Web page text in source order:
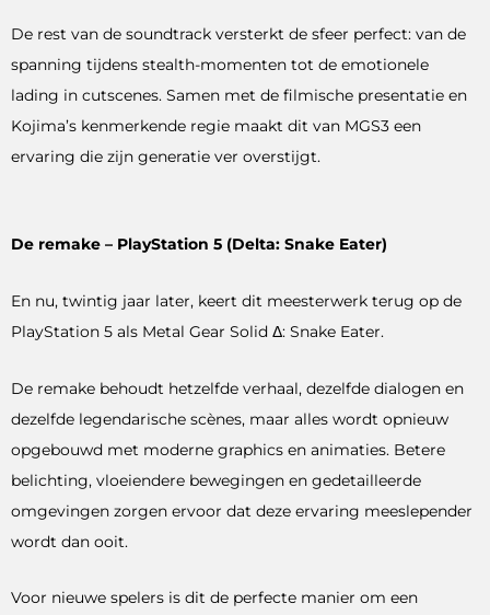
De rest van de soundtrack versterkt de sfeer perfect: van de
spanning tijdens stealth-momenten tot de emotionele
lading in cutscenes. Samen met de filmische presentatie en
Kojima’s kenmerkende regie maakt dit van MGS3 een
ervaring die zijn generatie ver overstijgt.
De remake – PlayStation 5 (Delta: Snake Eater)
En nu, twintig jaar later, keert dit meesterwerk terug op de
PlayStation 5 als Metal Gear Solid Δ: Snake Eater.
De remake behoudt hetzelfde verhaal, dezelfde dialogen en
dezelfde legendarische scènes, maar alles wordt opnieuw
opgebouwd met moderne graphics en animaties. Betere
belichting, vloeiendere bewegingen en gedetailleerde
omgevingen zorgen ervoor dat deze ervaring meeslepender
wordt dan ooit.
Voor nieuwe spelers is dit de perfecte manier om een